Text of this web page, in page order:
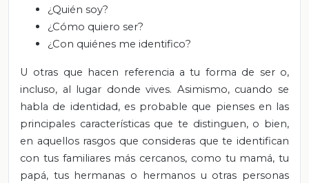
¿Quién soy?
¿Cómo quiero ser?
¿Con quiénes me identifico?
U otras que hacen referencia a tu forma de ser o,
incluso, al lugar donde vives. Asimismo, cuando se
habla de identidad, es probable que pienses en las
principales características que te distinguen, o bien,
en aquellos rasgos que consideras que te identifican
con tus familiares más cercanos, como tu mamá, tu
papá, tus hermanas o hermanos u otras personas